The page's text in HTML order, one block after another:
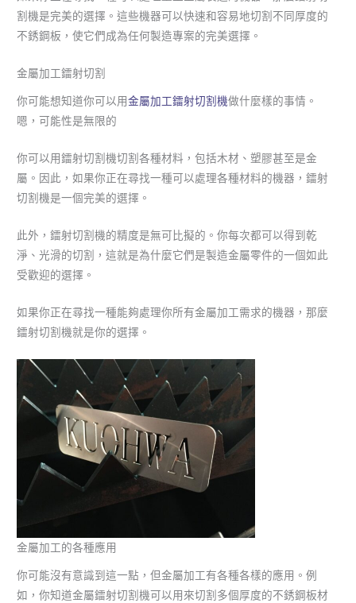
割機是完美的選擇。這些機器可以快速和容易地切割不同厚度的
不銹鋼板，使它們成為任何製造專案的完美選擇。
金屬加工鐳射切割
你可能想知道你可以用金屬加工鐳射切割機做什麼樣的事情。
嗯，可能性是無限的
你可以用鐳射切割機切割各種材料，包括木材、塑膠甚至是金
屬。因此，如果你正在尋找一種可以處理各種材料的機器，鐳射
切割機是一個完美的選擇。
此外，鐳射切割機的精度是無可比擬的。你每次都可以得到乾
淨、光滑的切割，這就是為什麼它們是製造金屬零件的一個如此
受歡迎的選擇。
如果你正在尋找一種能夠處理你所有金屬加工需求的機器，那麼
鐳射切割機就是你的選擇。
金屬加工的各種應用
你可能沒有意識到這一點，但金屬加工有各種各樣的應用。例
如，你知道金屬鐳射切割機可以用來切割多個厚度的不銹鋼板材